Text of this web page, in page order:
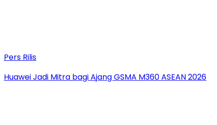
Pers Rilis
Huawei Jadi Mitra bagi Ajang GSMA M360 ASEAN 2026